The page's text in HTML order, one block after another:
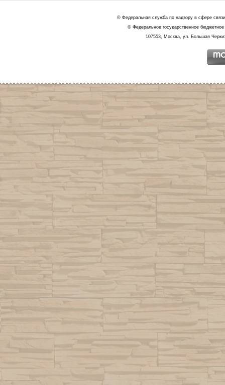
© Федеральная служба по надзору в сфере
© Федеральное государственное
107553, Москва, ул. Большая